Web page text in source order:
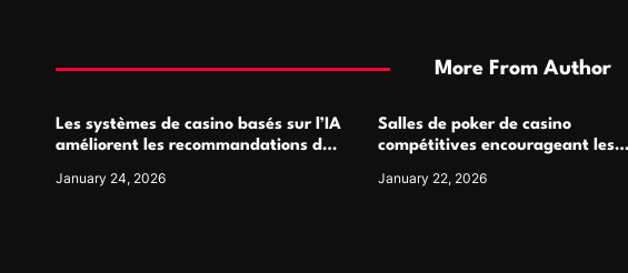
More From Author
Les systèmes de casino basés sur l’IA
améliorent les recommandations de
January 24, 2026
Salles de poker de casino
compétitives encourageant les
January 22, 2026